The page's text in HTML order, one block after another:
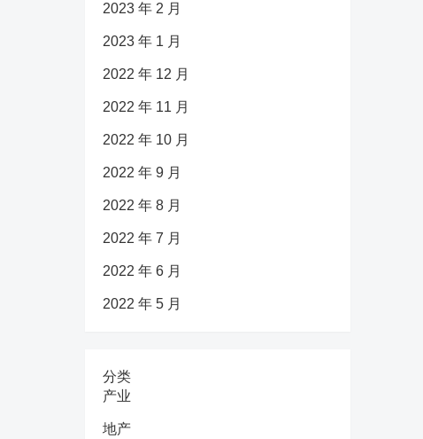
2023 年 2 月
2023 年 1 月
2022 年 12 月
2022 年 11 月
2022 年 10 月
2022 年 9 月
2022 年 8 月
2022 年 7 月
2022 年 6 月
2022 年 5 月
分类
产业
地产